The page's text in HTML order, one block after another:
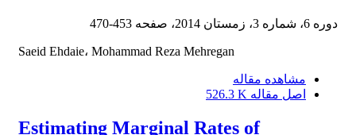
دوره 6، شماره 3، زمستان 2014، صفحه 453-470
Saeid Ehdaie، Mohammad Reza Mehregan
مشاهده مقاله
اصل مقاله 526.3 K
Estimating Marginal Rates of